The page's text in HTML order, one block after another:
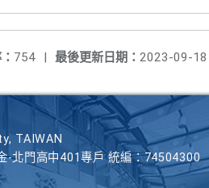
最後更新日期： 2023-09-18
754 |
TAIWAN
-北門高中401專戶 統編：74504300